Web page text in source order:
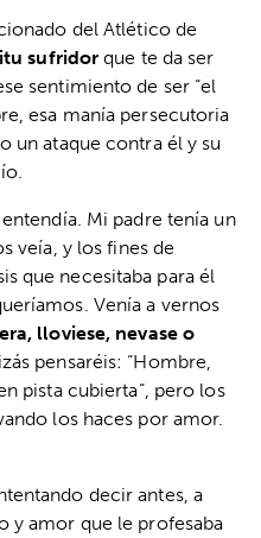
del Atlético de
sufridor que te da ser
sentimiento de ser “el
esa manía persecutoria
un ataque contra él y su
Mi padre tenía un
veía, y los fines de
que necesitaba para él
Venía a vernos
lloviese, nevase o
pensaréis: “Hombre,
pista cubierta”, pero los
los haces por amor.
decir antes, a
y amor que le profesaba